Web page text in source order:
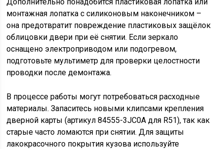
монтажная лопатка с силиконовым наконечником –
она предотвратит повреждение пластиковых защёлок
облицовки двери при её снятии. Если зеркало
оснащено электроприводом или подогревом,
подготовьте мультиметр для проверки целостности
проводки после демонтажа.
В процессе работы могут потребоваться расходные
материалы. Запаситесь новыми клипсами крепления
дверной карты (артикул 84555-3JC0A для R51), так как
старые часто ломаются при снятии. Для защиты
лакокрасочного покрытия кузова используйте